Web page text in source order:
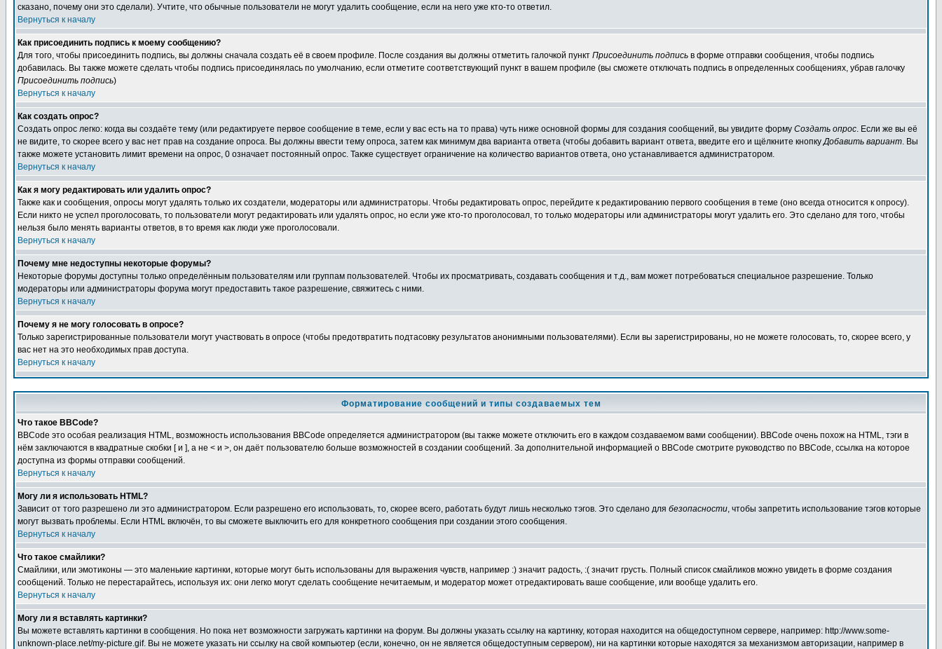
сказано, почему они это сделали). Учтите, что обычные пользователи не могут удалить сообщение, если на него уже кто-то ответил.
Вернуться к началу
Как присоединить подпись к моему сообщению?
Для того, чтобы присоединить подпись, вы должны сначала создать её в своем профиле. После создания вы должны отметить галочкой пункт Присоединить подпись в форме отправки сообщения, чтобы подпись
добавилась. Вы также можете сделать чтобы подпись присоединялась по умолчанию, если отметите соответствующий пункт в вашем профиле (вы сможете отключать подпись в определенных сообщениях, убрав галочку
Присоединить подпись)
Вернуться к началу
Как создать опрос?
Создать опрос легко: когда вы создаёте тему (или редактируете первое сообщение в теме, если у вас есть на то права) чуть ниже основной формы для создания сообщений, вы увидите форму Создать опрос. Если же вы её
не видите, то скорее всего у вас нет прав на создание опроса. Вы должны ввести тему опроса, затем как минимум два варианта ответа (чтобы добавить вариант ответа, введите его и щёлкните кнопкуДобавить вариант. Вы
также можете установить лимит времени на опрос, 0 означает постоянный опрос. Также существует ограничение на количество вариантов ответа, оно устанавливается администратором.
Вернуться к началу
Как я могу редактировать или удалить опрос?
Также как и сообщения, опросы могут удалять только их создатели, модераторы или администраторы. Чтобы редактировать опрос, перейдите к редактированию первого сообщения в теме (оно всегда относится к опросу).
Если никто не успел проголосовать, то пользователи могут редактировать или удалять опрос, но если уже кто-то проголосовал, то только модераторы или администраторы могут удалить его. Это сделано для того, чтобы
нельзя было менять варианты ответов, в то время как люди уже проголосовали.
Вернуться к началу
Почему мне недоступны некоторые форумы?
Некоторые форумы доступны только определённым пользователям или группам пользователей. Чтобы их просматривать, создавать сообщения и т.д., вам может потребоваться специальное разрешение. Только
модераторы или администраторы форума могут предоставить такое разрешение, свяжитесь с ними.
Вернуться к началу
Почему я не могу голосовать в опросе?
Только зарегистрированные пользователи могут участвовать в опросе (чтобы предотвратить подтасовку результатов анонимными пользователями). Если вы зарегистрированы, но не можете голосовать, то, скорее всего, у
вас нет на это необходимых прав доступа.
Вернуться к началу
Форматирование сообщений и типы создаваемых тем
Что такое BBCode?
BBCode это особая реализация HTML, возможность использования BBCode определяется администратором (вы также можете отключить его в каждом создаваемом вами сообщении). BBCode очень похож на HTML, тэги в
нём заключаются в квадратные скобки [ и ], а не < и >, он даёт пользователю больше возможностей в создании сообщений. За дополнительной информацией о BBCode смотрите руководство по BBCode, ссылка на которое
доступна из формы отправки сообщений.
Вернуться к началу
Могу ли я использовать HTML?
Зависит от того разрешено ли это администратором. Если разрешено его использовать, то, скорее всего, работать будут лишь несколько тэгов. Это сделано для безопасности, чтобы запретить использование тэгов которые
могут вызвать проблемы. Если HTML включён, то вы сможете выключить его для конкретного сообщения при создании этого сообщения.
Вернуться к началу
Что такое смайлики?
Смайлики, или эмотиконы — это маленькие картинки, которые могут быть использованы для выражения чувств, например :) значит радость, :( значит грусть. Полный список смайликов можно увидеть в форме создания
сообщений. Только не перестарайтесь, используя их: они легко могут сделать сообщение нечитаемым, и модератор может отредактировать ваше сообщение, или вообще удалить его.
Вернуться к началу
Могу ли я вставлять картинки?
Вы можете вставлять картинки в сообщения. Но пока нет возможности загружать картинки на форум. Вы должны указать ссылку на картинку, которая находится на общедоступном сервере, например: http://www.some-
unknown-place.net/my-picture.gif. Вы не можете указать ни ссылку на свой компьютер (если, конечно, он не является общедоступным сервером), ни на картинки которые находятся за механизмом авторизации, например в